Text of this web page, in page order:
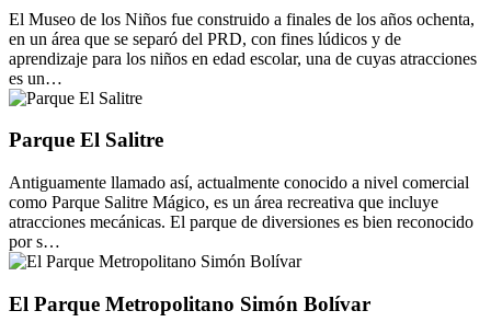
El Museo de los Niños fue construido a finales de los años ochenta,
en un área que se separó del PRD, con fines lúdicos y de
aprendizaje para los niños en edad escolar, una de cuyas atracciones
es un…
Parque El Salitre
Antiguamente llamado así, actualmente conocido a nivel comercial
como Parque Salitre Mágico, es un área recreativa que incluye
atracciones mecánicas. El parque de diversiones es bien reconocido
por s…
El Parque Metropolitano Simón Bolívar